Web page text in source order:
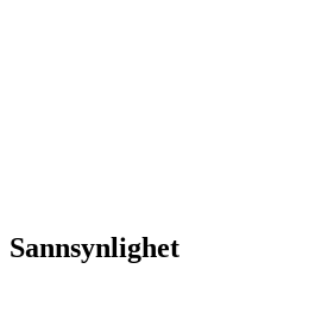
Sannsynlighet